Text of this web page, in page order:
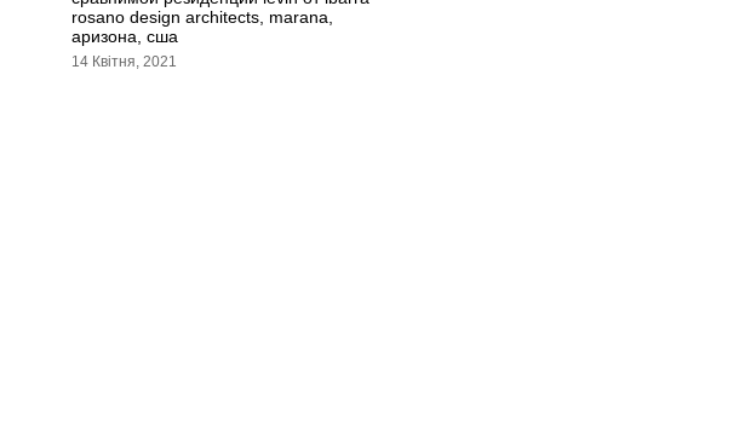
rosano design architects, marana,
аризона, сша
14 Квітня, 2021